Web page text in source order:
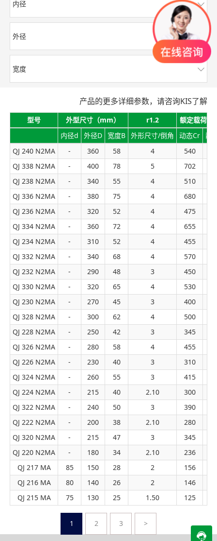
内径
外径
宽度
产品的更多详细参数，请咨询KIS了解
型号 外型尺寸（mm） r1.2
额定载荷（
内径d
外径D 宽度B 外形尺寸/倒角 动态Cr 静
QJ 240 N2MA
- 360 58 4 540
QJ 338 N2MA
- 400 78 5 702
QJ 238 N2MA
- 340 55 4 510
QJ 336 N2MA
- 380 75 4 680
QJ 236 N2MA
- 320 52 4 475
QJ 334 N2MA
- 360 72 4 655
QJ 234 N2MA
- 310 52 4 455
QJ 332 N2MA
- 340 68 4 570
QJ 232 N2MA
- 290 48 3 450
QJ 330 N2MA
- 320 65 4 530
QJ 230 N2MA
- 270 45 3 400
QJ 328 N2MA
- 300 62 4 500
QJ 228 N2MA
- 250 42 3 345
QJ 326 N2MA
- 280 58 4 455
QJ 226 N2MA
- 230 40 3 310
QJ 324 N2MA
- 260 55 3 415
QJ 224 N2MA
- 215 40 2.10 300
QJ 322 N2MA
- 240 50 3 390
QJ 222 N2MA
- 200 38 2.10 280
QJ 320 N2MA
- 215 47 3 345
QJ 220 N2MA
- 180 34 2.10 236
QJ 217 MA
85 150 28 2 156
QJ 216 MA
80 140 26 2 146
QJ 215 MA
75 130 25 1.50 125
1 2 3 >